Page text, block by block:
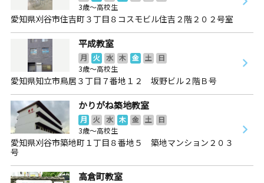
3歳～高校生
愛知県刈谷市住吉町３丁目８コスモビル住吉２階２０２号室
平成教室
月 火 水 木 金 土
日
3歳～高校生
愛知県知立市鳥居３丁目７番地１２ 坂野ビル２階Ｂ号
かりがね築地教室
月 火 水 木 金 土
日
3歳～高校生
愛知県刈谷市築地町１丁目８番地５ 築地マンション２０３
号
高倉町教室